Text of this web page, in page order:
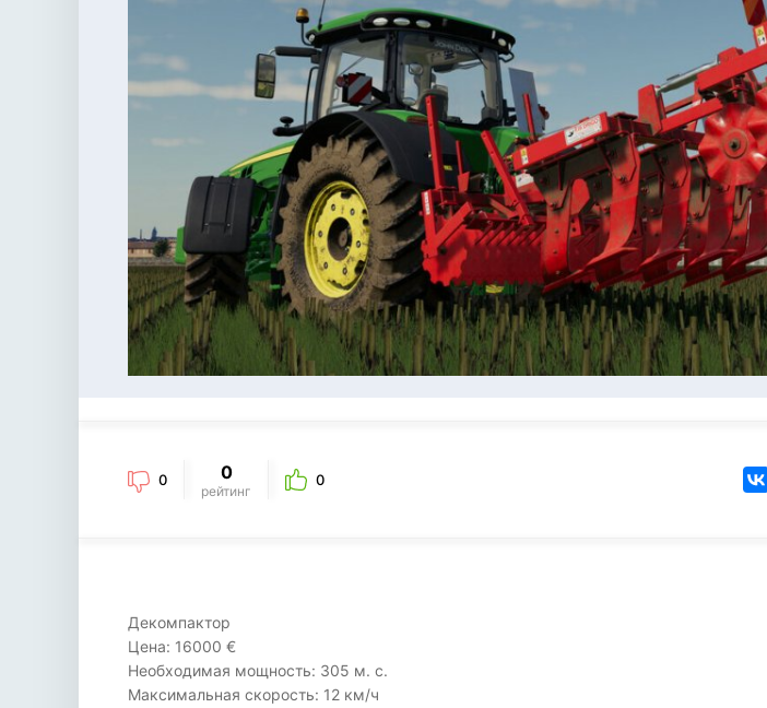
KINGDOM COME:
DELIVERANCE
бродилка
0 0
рейтинг
0
Декомпактор
Цена: 16000 €
Необходимая мощность: 305 м. с.
Максимальная скорость: 12 км/ч